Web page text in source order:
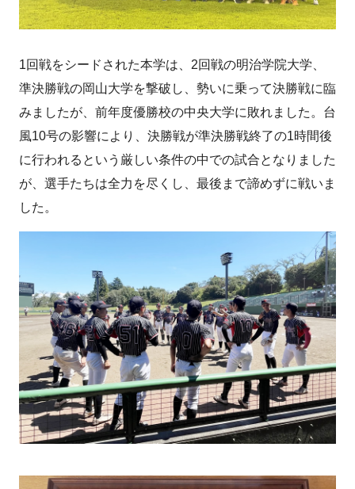
1回戦をシードされた本学は、2回戦の明治学院大学、
準決勝戦の岡山大学を撃破し、勢いに乗って決勝戦に臨
みましたが、前年度優勝校の中央大学に敗れました。台
風10号の影響により、決勝戦が準決勝戦終了の1時間後
に行われるという厳しい条件の中での試合となりました
が、選手たちは全力を尽くし、最後まで諦めずに戦いま
した。